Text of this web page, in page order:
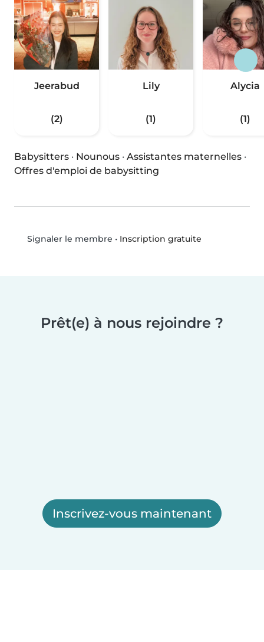
Jeerabud
(2)
Lily
(1)
Alycia
(1)
Babysitters · Nounous · Assistantes maternelles ·
Offres d'emploi de babysitting
Signaler le membre • Inscription gratuite
Prêt(e) à nous rejoindre ?
Inscrivez-vous maintenant